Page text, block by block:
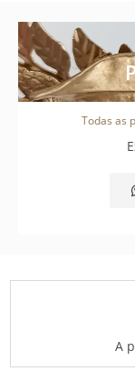
Todas as
A